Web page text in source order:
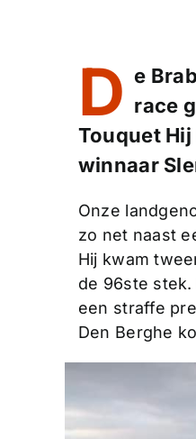
D e
race
Touquet
winnaar
Onze
zo net naast
Hij kwam
de 96ste
een straffe
Den Berghe